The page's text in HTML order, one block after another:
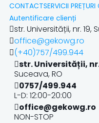
CONTACTSERVICII PREȚURI
Autentificare clienți
str. Universității, nr. 19,
office@gekowg.ro
(+40)757/499.944
str. Universității, nr.
Suceava, RO
0757/499.944
L-D: 12:00-20:00
office@gekowg.ro
NON-STOP